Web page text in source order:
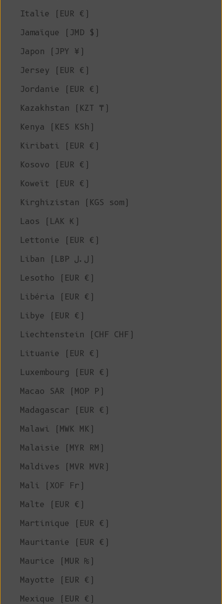
Italie (EUR €)
Jamaïque (JMD $)
Japon (JPY ¥)
Jersey (EUR €)
Jordanie (EUR €)
Kazakhstan (KZT ₸)
Kenya (KES KSh)
Kiribati (EUR €)
Kosovo (EUR €)
Koweït (EUR €)
Kirghizistan (KGS som)
Laos (LAK ₭)
Lettonie (EUR €)
Liban (LBP ل.ل)
Lesotho (EUR €)
Libéria (EUR €)
Libye (EUR €)
Liechtenstein (CHF CHF)
Lituanie (EUR €)
Luxembourg (EUR €)
Macao SAR (MOP P)
Madagascar (EUR €)
Malawi (MWK MK)
Malaisie (MYR RM)
Maldives (MVR MVR)
Mali (XOF Fr)
Malte (EUR €)
Martinique (EUR €)
Mauritanie (EUR €)
Maurice (MUR ₨)
Mayotte (EUR €)
Mexique (EUR €)